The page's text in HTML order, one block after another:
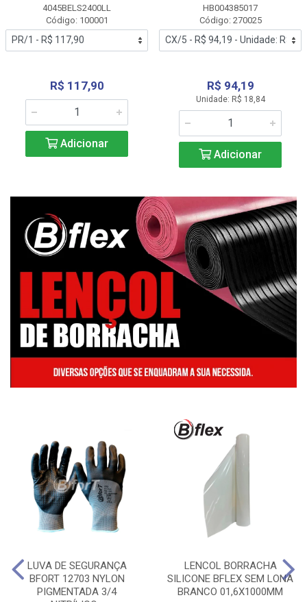
4045BELS2400LL
Código: 100001
R$ 117,90
Adicionar
HB004385017
Código: 270025
R$ 94,19
Unidade: R$ 18,84
Adicionar
LUVA DE SEGURANÇA
BFORT 12703 NYLON
PIGMENTADA 3/4
LENCOL BORRACHA
SILICONE BFLEX SEM LONA
BRANCO 01,6X1000MM